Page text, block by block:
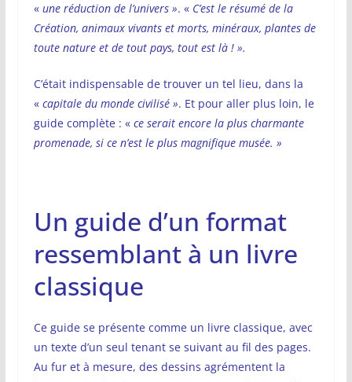
« une réduction de l’univers ». « C’est le résumé de la
Création, animaux vivants et morts, minéraux, plantes de
toute nature et de tout pays, tout est là ! ».
C’était indispensable de trouver un tel lieu, dans la
« capitale du monde civilisé ». Et pour aller plus loin, le
guide complète : « ce serait encore la plus charmante
promenade, si ce n’est le plus magnifique musée. »
Un guide d’un format
ressemblant à un livre
classique
Ce guide se présente comme un livre classique, avec
un texte d’un seul tenant se suivant au fil des pages.
Au fur et à mesure, des dessins agrémentent la